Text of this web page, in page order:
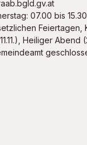
07.00 bis
Feiertagen,
Heiliger Abend